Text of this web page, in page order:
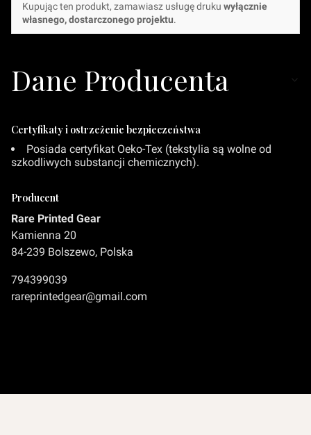
Kupując ten produkt, zamawiasz usługę druku wyłącznie
własnego, dostarczonego projektu.
Dane Producenta
Certyfikaty i ostrzeżenie bezpieczeństwa
Posiada certyfikat Oeko-Tex (tekstylia są wolne od
szkodliwych substancji chemicznych).
Producent
Rare Printed Gear
Kamienna 20
84-239 Bolszewo, Polska
794399039
rareprintedgear@gmail.com